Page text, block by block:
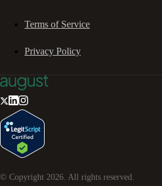
Terms of Service
Privacy Policy
© Copyright 2026 . All rights reserved.